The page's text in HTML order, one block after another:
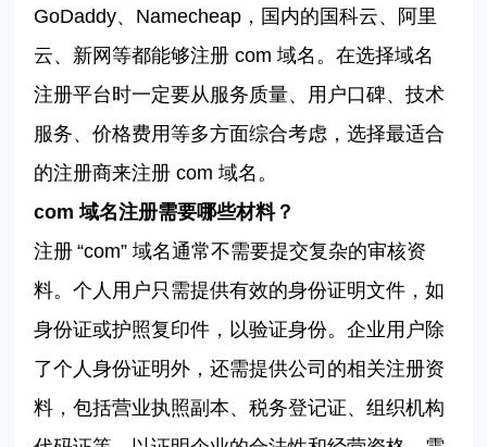
GoDaddy、Namecheap，国内的国科云、阿里
云、新网等都能够注册 com域名。在选择域名
注册平台时一定要从服务质量、用户口碑、技术
服务、价格费用等多方面综合考虑，选择最适合
的注册商来注册 com域名。
com 域名注册需要哪些材料？
注册 “com” 域名通常不需要提交复杂的审核资
料。个人用户只需提供有效的身份证明文件，如
身份证或护照复印件，以验证身份。企业用户除
了个人身份证明外，还需提供公司的相关注册资
料，包括营业执照副本、税务登记证、组织机构